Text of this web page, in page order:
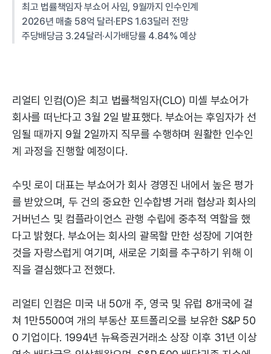
최고 법률책임자 부쇼어 사임, 9월까지 인수인계
2026년 매출 58억 달러·EPS 1.63달러 전망
주당배당금 3.24달러·시가배당률 4.84% 예상
리얼티 인컴(O)은 최고 법률책임자(CLO) 미셸 부쇼어가
회사를 떠난다고 3월 2일 발표했다. 부쇼어는 후임자가 선
임될 때까지 9월 2일까지 직무를 수행하며 원활한 인수인
계 과정을 진행할 예정이다.
수밋 로이 대표는 부쇼어가 회사 경영진 내에서 높은 평가
를 받았으며, 두 건의 중요한 인수합병 거래 협상과 회사의
거버넌스 및 컴플라이언스 관행 수립에 중추적 역할을 했
다고 밝혔다. 부쇼어는 회사의 괄목할 만한 성장에 기여한
것을 자랑스럽게 여기며, 새로운 기회를 추구하기 위해 이
직을 결심했다고 전했다.
리얼티 인컴은 미국 내 50개 주, 영국 및 유럽 8개국에 걸
쳐 1만5500여 개의 부동산 포트폴리오를 보유한 S&P 50
0 기업이다. 1994년 뉴욕증권거래소 상장 이후 31년 이상